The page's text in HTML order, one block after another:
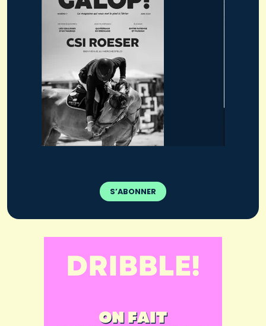
S’ABONNER